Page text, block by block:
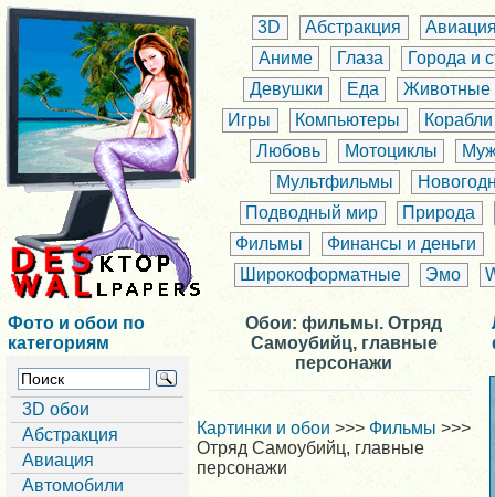
3D Абстракция
Аниме
Глаза
Города и
Девушки
Еда
Животные
Игры
Компьютеры
Корабли
Любовь
Мотоциклы
Мультфильмы
Подводный мир
Природа
Фильмы
Финансы и деньги
Широкоформатные
Эмо
Фото и обои по
категориям
3D обои
Абстракция
Авиация
Автомобили
Обои: фильмы. Отряд
Самоубийц, главные
персонажи
Картинки и обои >>> Фильмы>>>
Отряд Самоубийц, главные
персонажи